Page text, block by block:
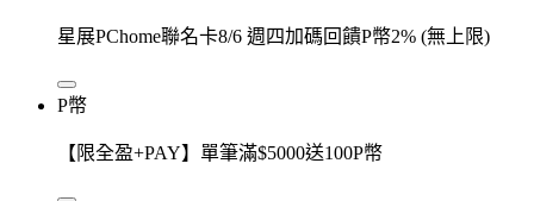
星展PChome聯名卡8/6 週四加碼回饋P幣2% (無上限)
P幣
【限全盈+PAY】單筆滿$5000送100P幣